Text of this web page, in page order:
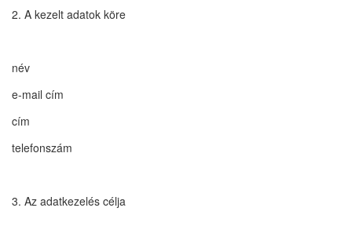
2. A kezelt adatok köre
név
e-mail cím
cím
telefonszám
3. Az adatkezelés célja